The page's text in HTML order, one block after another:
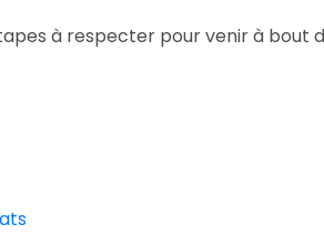
à respecter pour venir à bout